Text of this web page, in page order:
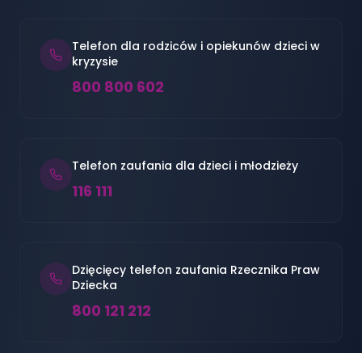
Telefon dla rodziców i opiekunów dzieci w
kryzysie
800 800 602
Telefon zaufania dla dzieci i młodzieży
116 111
Dzięcięcy telefon zaufania Rzecznika Praw
Dziecka
800 121 212